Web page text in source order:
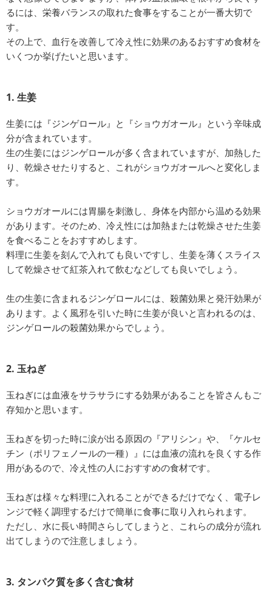
るには、栄養バランスの取れた食事をすることが一番大切で
す。
その上で、血行を改善して冷え性に効果のあるおすすめ食材を
いくつか挙げたいと思います。
1. 生姜
生姜には『ジンゲロール』と『ショウガオール』という辛味成
分が含まれています。
生の生姜にはジンゲロールが多く含まれていますが、加熱した
り、乾燥させたりすると、これがショウガオールへと変化しま
す。
ショウガオールには胃腸を刺激し、身体を内部から温める効果
があります。そのため、冷え性には加熱または乾燥させた生姜
を食べることをおすすめします。
料理に生姜を刻んで入れても良いですし、生姜を薄くスライス
して乾燥させて紅茶入れて飲むなどしても良いでしょう。
生の生姜に含まれるジンゲロールには、殺菌効果と発汗効果が
あります。よく風邪を引いた時に生姜が良いと言われるのは、
ジンゲロールの殺菌効果からでしょう。
2. 玉ねぎ
玉ねぎには血液をサラサラにする効果があることを皆さんもご
存知かと思います。
玉ねぎを切った時に涙が出る原因の『アリシン』や、『ケルセ
チン（ポリフェノールの一種）』には血液の流れを良くする作
用があるので、冷え性の人におすすめの食材です。
玉ねぎは様々な料理に入れることができるだけでなく、電子レ
ンジで軽く調理するだけで簡単に食事に取り入れられます。
ただし、水に長い時間さらしてしまうと、これらの成分が流れ
出てしまうので注意しましょう。
3. タンパク質を多く含む食材